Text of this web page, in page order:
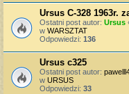
Ursus C-328 1963r.
Ostatni post autor: Ursus
w WARSZTAT
Odpowiedzi: 136
Ursus c325
Ostatni post autor:
w URSUS
Odpowiedzi: 33